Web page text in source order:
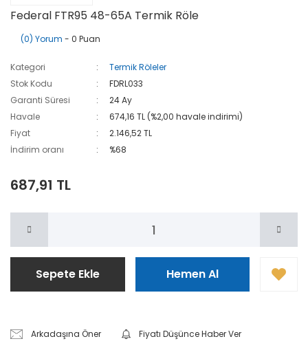
Federal FTR95 48-65A Termik Röle
(0) Yorum - 0 Puan
Kategori
Termik Röleler
Stok Kodu
FDRL033
Garanti Süresi
24 Ay
Havale
674,16 TL (%2,00 havale indirimi)
Fiyat
2.146,52 TL
İndirim oranı
%68
687,91 TL
Sepete Ekle Hemen Al
Arkadaşına Öner
Fiyatı Düşünce Haber Ver